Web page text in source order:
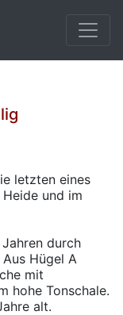
letzten eines
und im
durch
Hügel A
mit
hohe Tonschale.
alt.